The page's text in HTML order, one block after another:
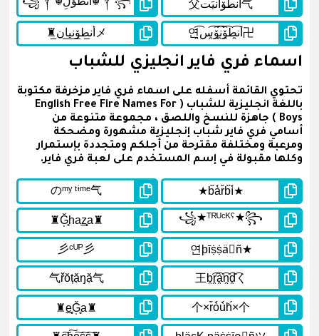
اسماء فري فاير انجليزي للشباب
تحتوي القائمة أسفله على اسماء فري فاير مزخرفة مكتوبة
باللغة انجليزية للشباب ( English Free Fire Names For
Boys ) جاهزة للنسخ واللصق ، مجموعة متنوعة من
أسامي فري فاير شباب إنجليزية مشهورة ومضحكة
ومرعبة ومختلفة مقترحة من أجلكم ومتجددة بإستمرار
وكلها مقبولة في إسم المستخدم على لعبة فري فاير.